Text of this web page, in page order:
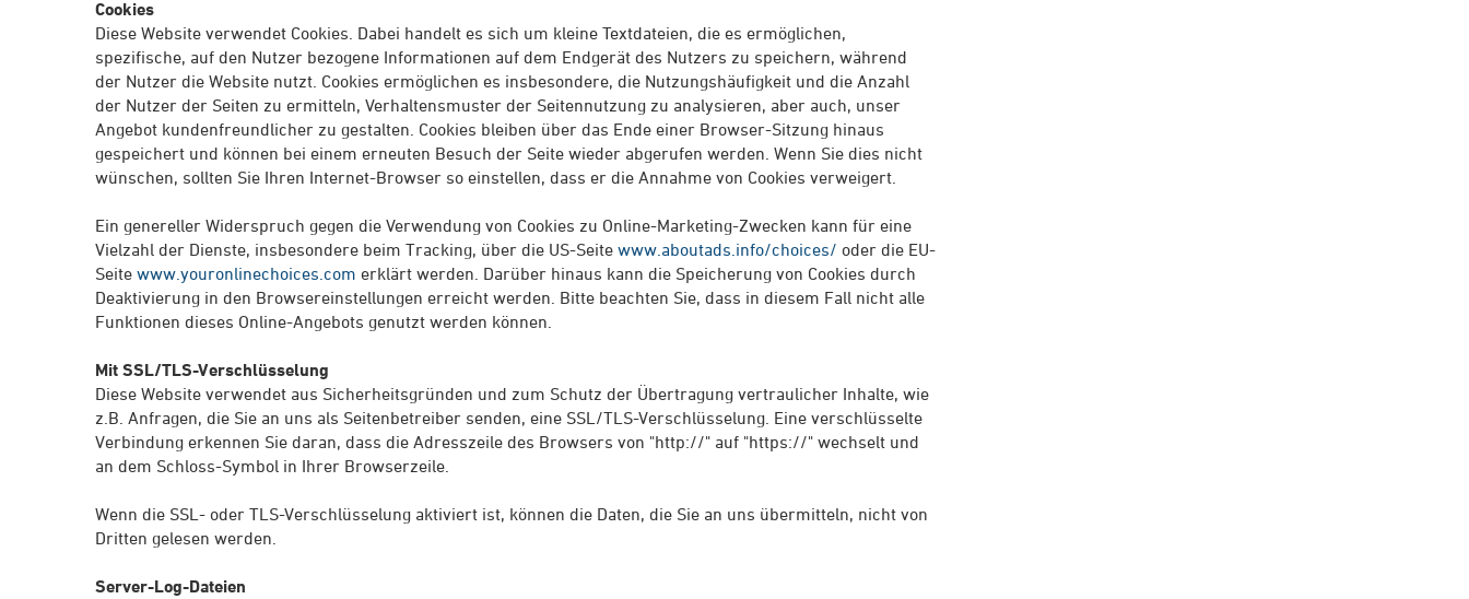
Cookies
Diese Website verwendet Cookies. Dabei handelt es sich um kleine Textdateien, die es ermöglichen,
spezifische, auf den Nutzer bezogene Informationen auf dem Endgerät des Nutzers zu speichern, während
der Nutzer die Website nutzt. Cookies ermöglichen es insbesondere, die Nutzungshäufigkeit und die Anzahl
der Nutzer der Seiten zu ermitteln, Verhaltensmuster der Seitennutzung zu analysieren, aber auch, unser
Angebot kundenfreundlicher zu gestalten. Cookies bleiben über das Ende einer Browser-Sitzung hinaus
gespeichert und können bei einem erneuten Besuch der Seite wieder abgerufen werden. Wenn Sie dies nicht
wünschen, sollten Sie Ihren Internet-Browser so einstellen, dass er die Annahme von Cookies verweigert.
Ein genereller Widerspruch gegen die Verwendung von Cookies zu Online-Marketing-Zwecken kann für eine
Vielzahl der Dienste, insbesondere beim Tracking, über die US-Seite www.aboutads.info/choices/ oder die EU-
Seite www.youronlinechoices.com erklärt werden. Darüber hinaus kann die Speicherung von Cookies durch
Deaktivierung in den Browsereinstellungen erreicht werden. Bitte beachten Sie, dass in diesem Fall nicht alle
Funktionen dieses Online-Angebots genutzt werden können.
Mit SSL/TLS-Verschlüsselung
Diese Website verwendet aus Sicherheitsgründen und zum Schutz der Übertragung vertraulicher Inhalte, wie
z.B. Anfragen, die Sie an uns als Seitenbetreiber senden, eine SSL/TLS-Verschlüsselung. Eine verschlüsselte
Verbindung erkennen Sie daran, dass die Adresszeile des Browsers von "http://" auf "https://" wechselt und
an dem Schloss-Symbol in Ihrer Browserzeile.
Wenn die SSL- oder TLS-Verschlüsselung aktiviert ist, können die Daten, die Sie an uns übermitteln, nicht von
Dritten gelesen werden.
Server-Log-Dateien